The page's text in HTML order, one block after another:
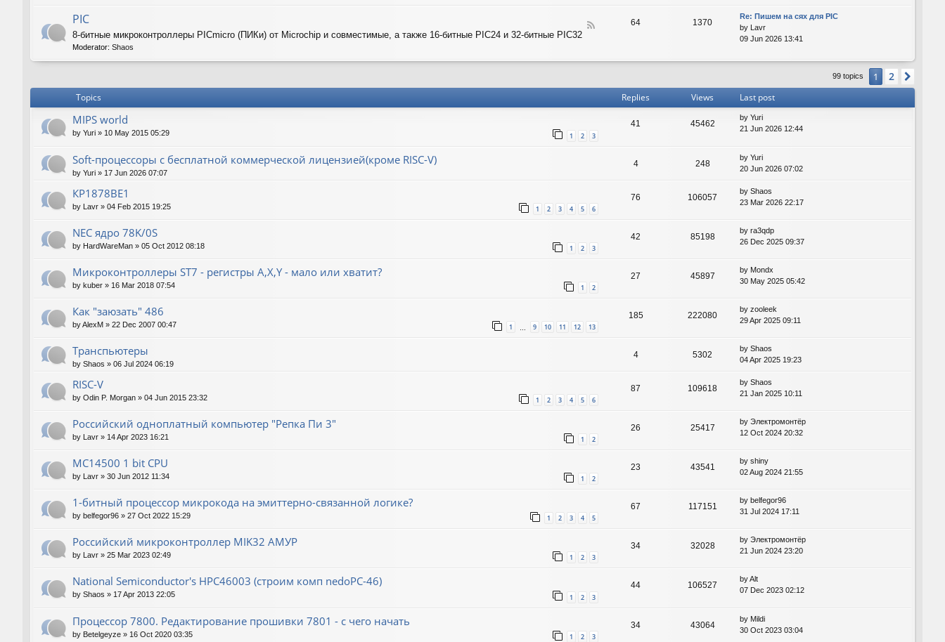
d
AF
PIC
8-битные микроконтроллеры PICmicro (ПИКи) от Microchip и совместимые, а также 16-битные PIC24 и 32-битные PIC32
Moderator: Shaos
64 1370
Re: Пишем на сях для PIC
by Lavr
09 Jun 2026 13:41
99 topics 1 2
Topics Replies Views Last post
MIPS world
by Yuri » 10 May 2015 05:29 1 2 3
41 45462
by Yuri
21 Jun 2026 12:44
Soft-процессоры с бесплатной коммерческой лицензией(кроме RISC-V)
by Yuri » 17 Jun 2026 07:07
4 248
by Yuri
20 Jun 2026 07:02
КР1878ВЕ1
by Lavr » 04 Feb 2015 19:25 1 2 3 4 5 6
76 106057
by Shaos
23 Mar 2026 22:17
NEC ядро 78K/0S
by HardWareMan » 05 Oct 2012 08:18 1 2 3
42 85198
by ra3qdp
26 Dec 2025 09:37
Микроконтроллеры ST7 - регистры A,X,Y - мало или хватит?
by kuber » 16 Mar 2018 07:54 1 2
27 45897
by Mondx
30 May 2025 05:42
Как "заюзать" 486
byAlexM » 22 Dec 2007 00:47 1 9 10 11 12 13
185 222080
by zooleek
29 Apr 2025 09:11
Транспьютеры
by Shaos » 06 Jul 2024 06:19
4 5302
by Shaos
04 Apr 2025 19:23
RISC-V
by Odin P. Morgan » 04 Jun 2015 23:32 1 2 3 4 5 6
87 109618
by Shaos
21 Jan 2025 10:11
Российский одноплатный компьютер "Репка Пи 3"
by Lavr » 14 Apr 2023 16:21 1 2
26 25417
by Электромонтёр
12 Oct 2024 20:32
MC14500 1 bit CPU
by Lavr » 30 Jun 2012 11:34 1 2
23 43541
by shiny
02 Aug 2024 21:55
1-битный процессор микрокода на эмиттерно-связанной логике?
by belfegor96 » 27 Oct 2022 15:29 1 2 3 4 5
67 117151
by belfegor96
31 Jul 2024 17:11
Российский микроконтроллер MIK32 АМУР
by Lavr » 25 Mar 2023 02:49 1 2 3
34 32028
by Электромонтёр
21 Jun 2024 23:20
National Semiconductor's HPC46003 (строим комп nedoPC-46)
by Shaos » 17 Apr 2013 22:05 1 2 3
44 106527
byAlt
07 Dec 2023 02:12
Процессор 7800. Редактирование прошивки 7801 - с чего начать
by Betelgeyze » 16 Oct 2020 03:35 1 2 3
34 43064
by Mildi
30 Oct 2023 03:04